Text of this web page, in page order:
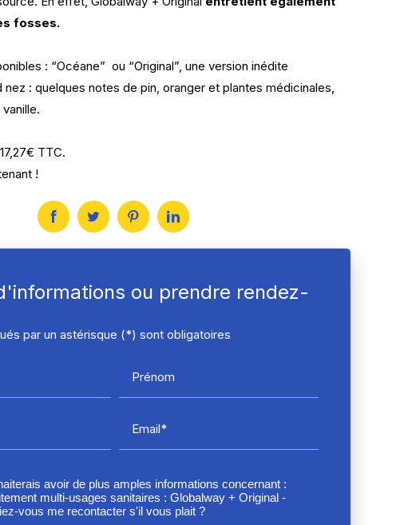
fosses.
: “Océane” ou “Original”, une version inédite
: quelques notes de pin, oranger et plantes médicinales,
TTC.
!
ou prendre rendez-
par un astérisque (*) sont obligatoires
Prénom
Email*